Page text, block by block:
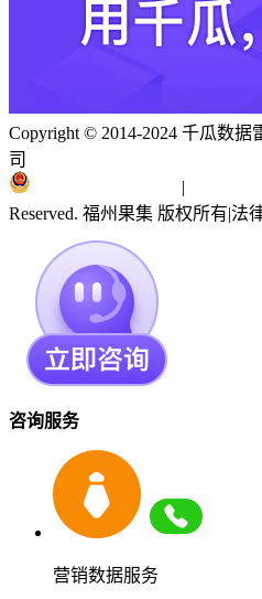
Copyright © 2014-2024 千瓜数据
司
|
Reserved. 福州果集 版权所有|法
咨询服务
营销数据服务